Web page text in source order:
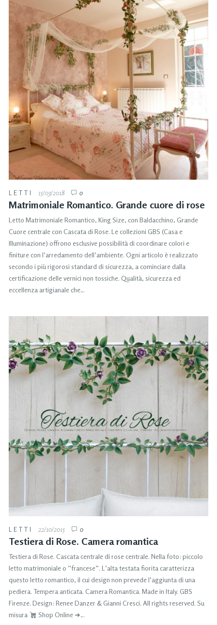
LETTI 15/03/2018 0
Matrimoniale Romantico. Grande cuore di rose
Letto Matrimoniale Romantico, King Size, con Baldacchino, Grande
Cuore centrale con Cascata di Rose. Le collezioni GBS (Casa e
Illuminazione) offrono esclusive possibilità di coordinare colori e
finiture con l’arredamento dell’ambiente. Ogni articolo è realizzato
secondo i più rigorosi standard di sicurezza, a cominciare dalla
certificazione delle vernici non tossiche. Qualità, sicurezza ed
eccellenza artigianale che…
LETTI 22/10/2015 0
Testiera di Rose. Camera romantica
Testiera di Rose. Cascata centrale di rose centrale. Nella foto: piccolo
letto matrimoniale o “francese”. L’alta testata fiorita caratterizza
questo letto romantico, il cui design non prevede l’aggiunta di una
pediera. Tempera anticata. Camera Romantica. Made in Italy. GBS
Firenze. Design: Renee Danzer & Gianni Cresci. All rights reserved. Su
misura
Shop Online ➜…